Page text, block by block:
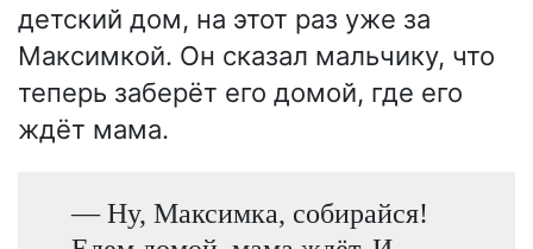
детский дом, на этот раз уже за
Максимкой. Он сказал мальчику, что
теперь заберёт его домой, где его
ждёт мама.
— Ну, Максимка, собирайся!